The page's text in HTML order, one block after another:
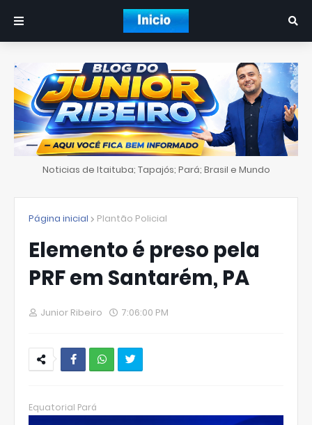
Noticias de Itaituba; Tapajós; Pará; Brasil e Mundo
Página inicial Plantão Policial
Elemento é preso pela
PRF em Santarém, PA
Junior Ribeiro 7:06:00 PM
hats
Equatorial Pará